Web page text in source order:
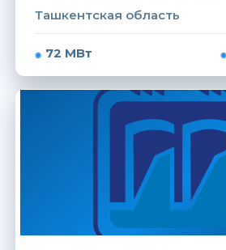
Ташкентская область
72 МВт